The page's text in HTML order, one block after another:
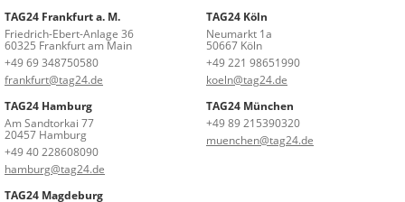
TAG24 Frankfurt a. M.
Friedrich-Ebert-Anlage 36
60325 Frankfurt am Main
+49 69 348750580
frankfurt@tag24.de
TAG24 Köln
Neumarkt 1a
50667 Köln
+49 221 98651990
koeln@tag24.de
TAG24 Hamburg
Am Sandtorkai 77
20457 Hamburg
+49 40 228608090
hamburg@tag24.de
TAG24 München
+49 89 215390320
muenchen@tag24.de
TAG24 Magdeburg